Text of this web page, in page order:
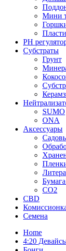
Мини
PH
Субстраты
Грунт
SUMO
ONA
Аксессуары
CO2
CBD
Семена
Home
4:20